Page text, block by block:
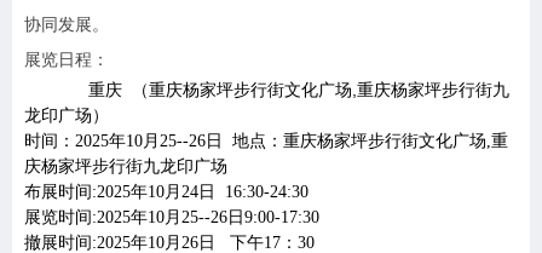
协同发展。
展览日程：
重庆 （重庆杨家坪步行街文化广场 重庆杨家坪步行街九
龙印广场）
时间：2025年10月25--26日 地点： 重庆杨家坪步行街文化广场,重
庆杨家坪步行街九龙印广场
布展时间:2025年10月24日 16:30-24:30
展览时间:2025年10月25--26日9:00-17:30
撤展时间:2025年10月26日 下午17：30